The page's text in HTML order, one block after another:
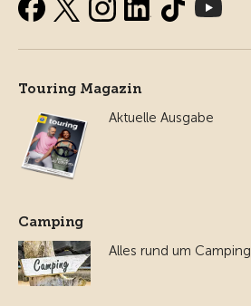
Touring Magazin
Aktuelle Ausgabe
Camping
Alles rund um Camping